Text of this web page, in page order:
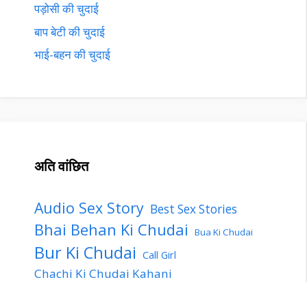
पड़ोसी की चुदाई
बाप बेटी की चुदाई
भाई-बहन की चुदाई
अति वांछित
Audio Sex Story Best Sex Stories
Bhai Behan Ki Chudai Bua Ki Chudai
Bur Ki Chudai Call Girl
Chachi Ki Chudai Kahani